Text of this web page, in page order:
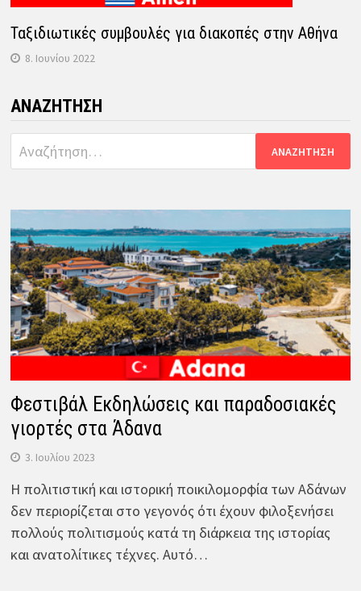
Ταξιδιωτικές συμβουλές για διακοπές στην Αθήνα
8. Ιουνίου 2022
ΑΝΑΖΉΤΗΣΗ
Αναζήτηση
για:
Φεστιβάλ Εκδηλώσεις και παραδοσιακές
γιορτές στα Άδανα
3. Ιουλίου 2023
Η πολιτιστική και ιστορική ποικιλομορφία των Αδάνων
δεν περιορίζεται στο γεγονός ότι έχουν φιλοξενήσει
πολλούς πολιτισμούς κατά τη διάρκεια της ιστορίας
και ανατολίτικες τέχνες. Αυτό…